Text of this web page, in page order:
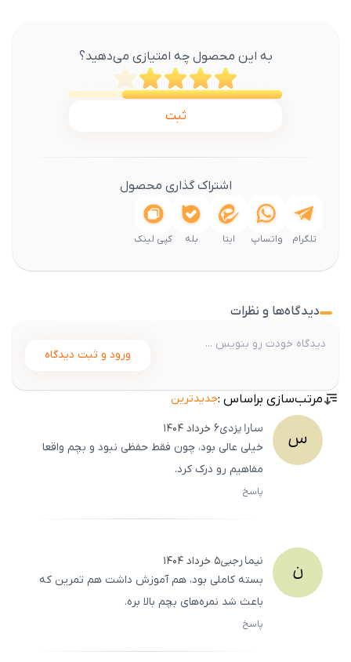
به این محصول چه امتیازی می‌دهید؟
ثبت
اشتراک گذاری محصول
تلگرام واتساپ ایتا بله کپی لینک
دیدگاه‌ها و نظرات
ورود و ثبت دیدگاه
مرتب‌سازی براساس :جدیدترین
س سارایزدی۶ خرداد ۱۴۰۴
خیلی عالی بود، چون فقط حفظی نبود و بچم واقعا
مفاهیم رو درک کرد.
پاسخ
ن نیمارجبی۵ خرداد ۱۴۰۴
بسته کاملی بود، هم آموزش داشت هم تمرین که
باعث شد نمره‌های بچم بالا بره.
پاسخ